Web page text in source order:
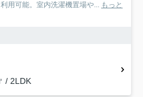
用可能。室内洗濯機置場や... もっと
/ 2LDK